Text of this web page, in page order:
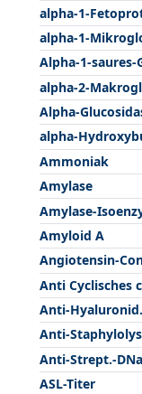
alpha-1-
alpha-1-
Alpha-1-
alpha-2-
Alpha-
alpha-
Ammoniak
Amylase
Amylase-
Amyloid A
Angiotensin-
Anti Cyclisches
Anti-Hyaluronid.
Anti-
Anti-Strept.-
ASL-Titer